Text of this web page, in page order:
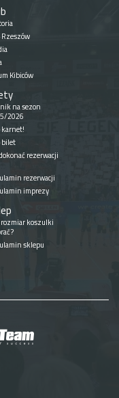
Rzeszów
Kibiców
na sezon
2026
karnet!
bilet
rezerwacji
rezerwacji
imprezy
koszulki
sklepu